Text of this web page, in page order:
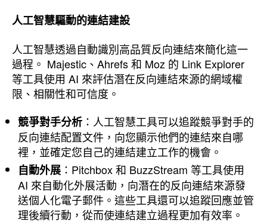
人工智慧驅動的連結建設
人工智慧透過自動識別高品質反向連結來簡化這一
過程。 Majestic、Ahrefs 和 Moz 的 Link Explorer
等工具使用 AI 來評估潛在反向連結來源的網域權
限、相關性和可信度。
競爭對手分析 ：人工智慧工具可以追蹤競爭對手的
反向連結配置文件，向您顯示他們的連結來自哪
裡，並確定您自己的連結建立工作的機會。
自動外展 ：Pitchbox 和 BuzzStream 等工具使用
AI 來自動化外展活動，向潛在的反向連結來源發
送個人化電子郵件。這些工具還可以追蹤回應並管
理後續行動，從而使連結建立過程更加有效率。